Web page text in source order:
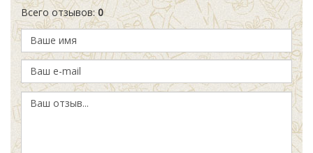
Всего отзывов: 0